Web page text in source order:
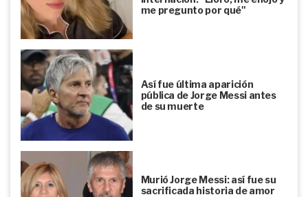
me pregunto por qué"
Así fue última aparición
pública de Jorge Messi antes
de su muerte
Murió Jorge Messi: así fue su
sacrificada historia de amor